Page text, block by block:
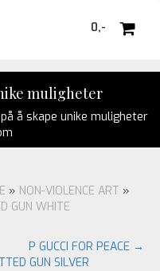
0,-
muligheter
å skape unike muligheter
» NON-VIOLENCE ART »
GUN WHITE
P GUCCI FOR PEACE →
GUN SILVER